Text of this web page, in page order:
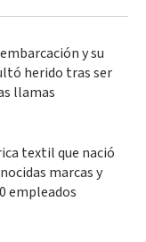
y su
herido tras ser
llamas
textil que nació
marcas y
empleados